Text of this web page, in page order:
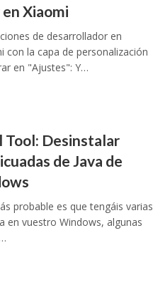
Xiaomi
de desarrollador en
con la capa de personalización
en "Ajustes": Y…
Tool: Desinstalar
de Java de
probable es que tengáis varias
en vuestro Windows, algunas